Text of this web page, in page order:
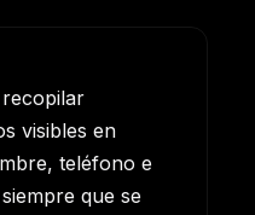
visibles en
teléfono e
que se